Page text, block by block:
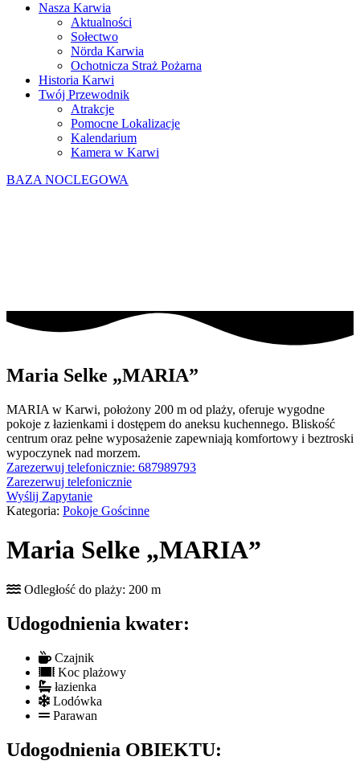
Nasza Karwia
Aktualności
Sołectwo
Nörda Karwia
Ochotnicza Straż Pożarna
Historia Karwi
Twój Przewodnik
Atrakcje
Pomocne Lokalizacje
Kalendarium
Kamera w Karwi
BAZA NOCLEGOWA
Maria Selke „MARIA”
MARIA w Karwi, położony 200 m od plaży, oferuje wygodne
pokoje z łazienkami i dostępem do aneksu kuchennego. Bliskość
centrum oraz pełne wyposażenie zapewniają komfortowy i beztroski
wypoczynek nad morzem.
Zarezerwuj telefonicznie: 687989793
Zarezerwuj telefonicznie
Wyślij Zapytanie
Kategoria: Pokoje Gościnne
Maria Selke „MARIA”
Odległość do plaży: 200 m
Udogodnienia kwater:
Czajnik
Koc plażowy
łazienka
Lodówka
Parawan
Udogodnienia OBIEKTU: